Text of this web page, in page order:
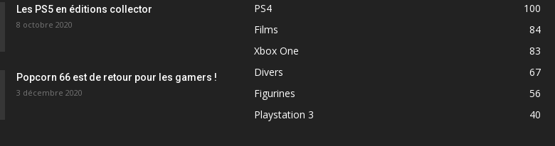
Les PS5 en éditions collector
8 octobre 2020
Popcorn 66 est de retour pour les gamers !
3 décembre 2020
PS4
100
Films
84
Xbox One
83
Divers
67
Figurines
56
Playstation 3
40